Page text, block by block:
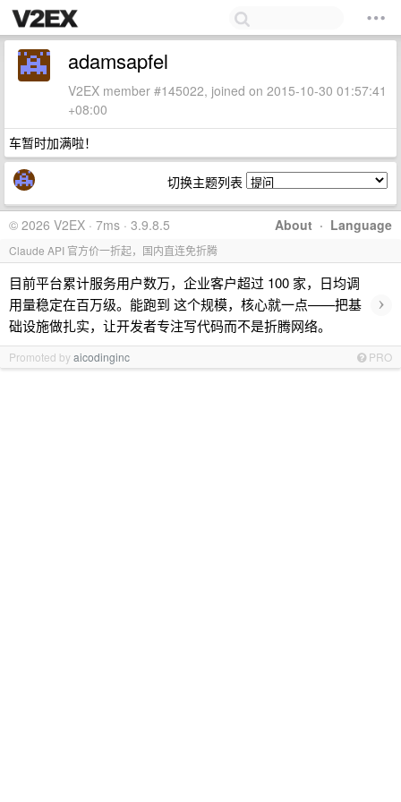
adamsapfel
V2EX member #145022, joined on 2015-10-30 01:57:41
+08:00
车暂时加满啦！
切换主题列表
About · Language
© 2026 V2EX · 7ms · 3.9.8.5
Claude API 官方价一折起，国内直连免折腾
目前平台累计服务用户数万，企业客户超过 100 家，日均调
用量稳定在百万级。能跑到 这个规模，核心就一点——把基
础设施做扎实，让开发者专注写代码而不是折腾网络。
›
Promoted byaicodinginc PRO